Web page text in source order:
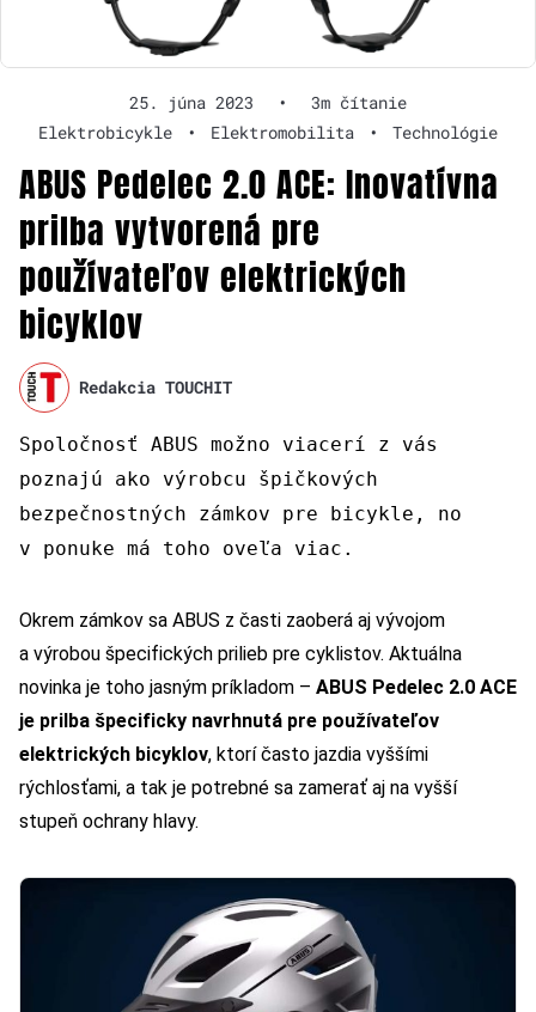
25. júna 2023 •
3m čítanie
Elektrobicykle
• Elektromobilita • Technológie
ABUS Pedelec 2.0 ACE: Inovatívna
prilba vytvorená pre
používateľov elektrických
bicyklov
Redakcia TOUCHIT
Spoločnosť ABUS možno viacerí z vás
poznajú ako výrobcu špičkových
bezpečnostných zámkov pre bicykle, no
v ponuke má toho oveľa viac.
Okrem zámkov sa ABUS z časti zaoberá aj vývojom
a výrobou špecifických prilieb pre cyklistov. Aktuálna
novinka je toho jasným príkladom – ABUS Pedelec 2.0 ACE
je prilba špecificky navrhnutá pre používateľov
elektrických bicyklov, ktorí často jazdia vyššími
rýchlosťami, a tak je potrebné sa zamerať aj na vyšší
stupeň ochrany hlavy.